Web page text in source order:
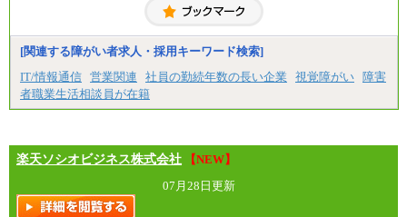
㉑月給185,000 円以上
㉓月給224,500円以上
※全コース共通※ 能力・経験・勤務地などにより
※試用期間中も給与に変更はございません。
[関連する障がい者求人・採用キーワード検索]
IT/情報通信 営業関連 社員の勤続年数の長い企業 視覚障がい 障害
者職業生活相談員が在籍
楽天ソシオビジネス株式会社
【NEW】
07月28日更新